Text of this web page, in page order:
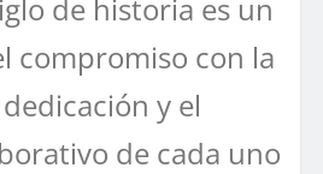
de historia es un
compromiso con la
y el
de cada uno